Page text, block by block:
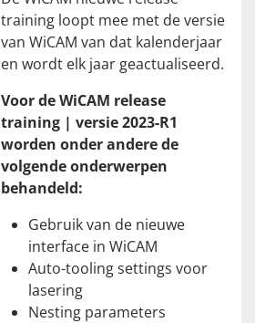
training loopt mee met de versie
van WiCAM van dat kalenderjaar
en wordt elk jaar geactualiseerd.
Voor de WiCAM release
training | versie 2023-R1
worden onder andere de
volgende onderwerpen
behandeld:
Gebruik van de nieuwe
interface in WiCAM
Auto-tooling settings voor
lasering
Nesting parameters